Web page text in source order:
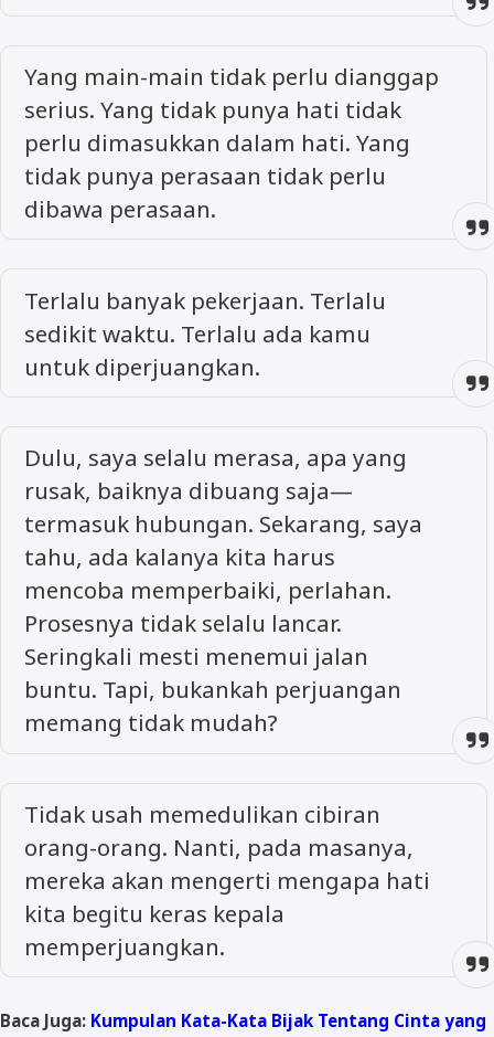
Yang main-main tidak perlu dianggap
serius. Yang tidak punya hati tidak
perlu dimasukkan dalam hati. Yang
tidak punya perasaan tidak perlu
dibawa perasaan.
Terlalu banyak pekerjaan. Terlalu
sedikit waktu. Terlalu ada kamu
untuk diperjuangkan.
Dulu, saya selalu merasa, apa yang
rusak, baiknya dibuang saja—
termasuk hubungan. Sekarang, saya
tahu, ada kalanya kita harus
mencoba memperbaiki, perlahan.
Prosesnya tidak selalu lancar.
Seringkali mesti menemui jalan
buntu. Tapi, bukankah perjuangan
memang tidak mudah?
Tidak usah memedulikan cibiran
orang-orang. Nanti, pada masanya,
mereka akan mengerti mengapa hati
kita begitu keras kepala
memperjuangkan.
Baca Juga: Kumpulan Kata-Kata Bijak Tentang Cinta yang